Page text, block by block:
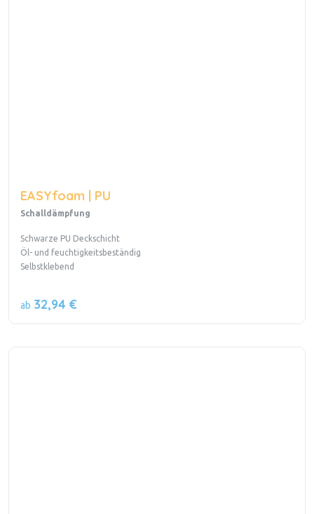
EASYfoam | PU
Schalldämpfung
Schwarze PU Deckschicht
Öl- und feuchtigkeitsbeständig
Selbstklebend
ab 32,94 €